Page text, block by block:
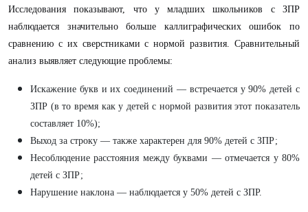
Исследования показывают, что у младших школьников с ЗПР
наблюдается значительно больше каллиграфических ошибок по
сравнению с их сверстниками с нормой развития. Сравнительный
анализ выявляет следующие проблемы:
Искажение букв и их соединений — встречается у 90% детей с
ЗПР (в то время как у детей с нормой развития этот показатель
составляет 10%);
Выход за строку — также характерен для 90% детей с ЗПР;
Несоблюдение расстояния между буквами — отмечается у 80%
детей с ЗПР;
Нарушение наклона — наблюдается у 50% детей с ЗПР.